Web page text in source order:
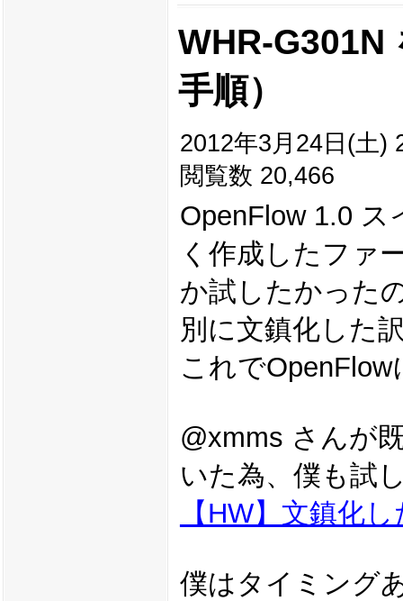
WHR-G301N
手順）
2012年3月24日(土)
閲覧数 20,466
OpenFlow 1.0 ス
く作成したファ
か試したかった
別に文鎮化した
これで
@xmms さんが
いた為、僕も試
【HW】文鎮化
僕はタイミング